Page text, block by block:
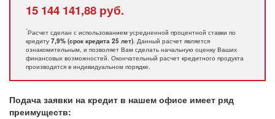
15 144 141,88 руб.
*Расчет сделан с использованием усредненной процентной ставки по
кредиту 7,9% (срок кредита 25 лет). Данный расчет является
ознакомительным, и позволяет Вам сделать начальную оценку Ваших
финансовых возможностей. Окончательный расчет кредитного продукта
производится в индивидуальном порядке.
Подача заявки на кредит в нашем офисе имеет ряд
преимуществ: